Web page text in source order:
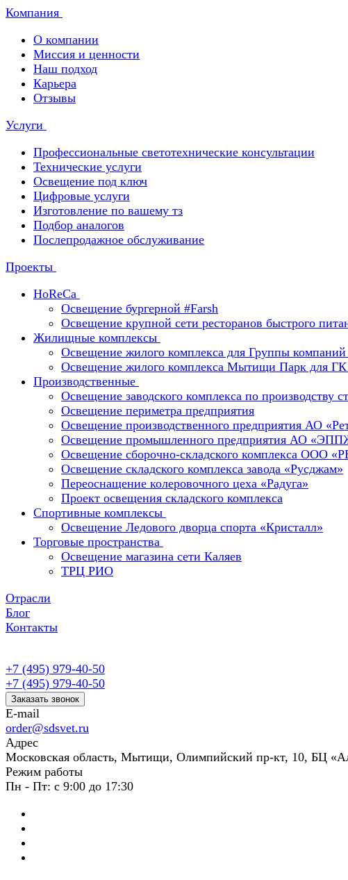
Компания
О компании
Миссия и ценности
Наш подход
Карьера
Отзывы
Услуги
Профессиональные светотехнические консультации
Технические услуги
Освещение под ключ
Цифровые услуги
Изготовление по вашему тз
Подбор аналогов
Послепродажное обслуживание
Проекты
HoReCa
Освещение бургерной #Farsh
Освещение крупной сети ресторанов быстрого
Жилищные комплексы
Освещение жилого комплекса для Группы
Освещение жилого комплекса Мытищи Парк для ГК
Производственные
Освещение заводского комплекса по производству
Освещение периметра предприятия
Освещение производственного предприятия АО
Освещение промышленного предприятия АО
Освещение сборочно-складского комплекса ООО
Освещение складского комплекса завода «Русджам»
Переоснащение колеровочного цеха «Радуга»
Проект освещения складского комплекса
Спортивные комплексы
Освещение Ледового дворца спорта «Кристалл»
Торговые пространства
Освещение магазина сети Каляев
ТРЦ РИО
Отрасли
Блог
Контакты
+7 (495) 979-40-50
+7 (495) 979-40-50
Заказать звонок
E-mail
order@sdsvet.ru
Адрес
Московская область, Мытищи, Олимпийский пр-кт, 10, БЦ
Режим работы
Пн - Пт: с 9:00 до 17:30